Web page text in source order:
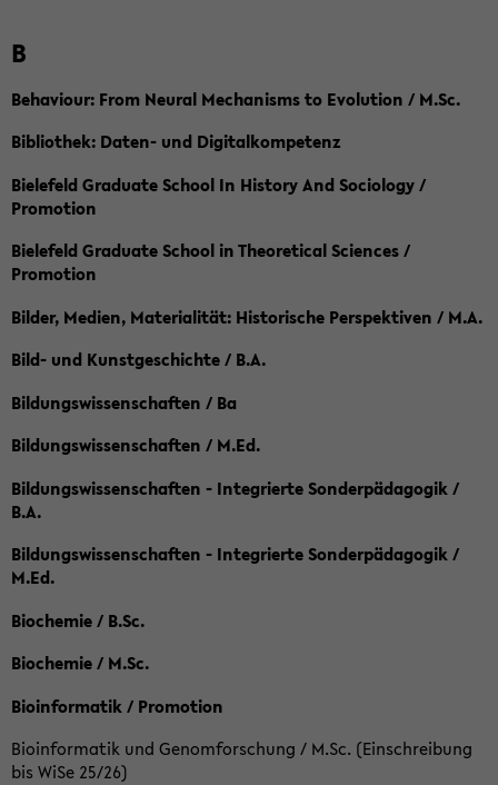
B
Behaviour: From Neural Mechanisms to Evolution / M.Sc.
Bibliothek: Daten- und Digitalkompetenz
Bielefeld Graduate School In History And Sociology /
Promotion
Bielefeld Graduate School in Theoretical Sciences /
Promotion
Bilder, Medien, Materialität: Historische Perspektiven / M.A.
Bild- und Kunstgeschichte / B.A.
Bildungswissenschaften / Ba
Bildungswissenschaften / M.Ed.
Bildungswissenschaften - Integrierte Sonderpädagogik /
B.A.
Bildungswissenschaften - Integrierte Sonderpädagogik /
M.Ed.
Biochemie / B.Sc.
Biochemie / M.Sc.
Bioinformatik / Promotion
Bioinformatik und Genomforschung / M.Sc. (Einschreibung
bis WiSe 25/26)